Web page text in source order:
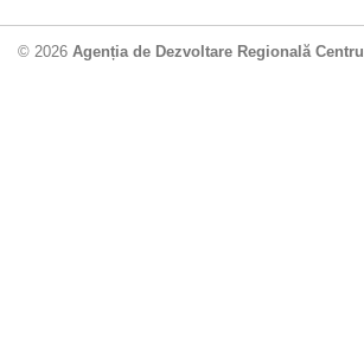
© 2026 Agenția de Dezvoltare Regională Centru